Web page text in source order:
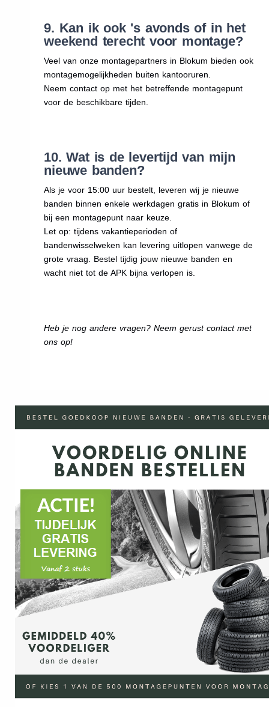
9. Kan ik ook 's avonds of in het
weekend terecht voor montage?
Veel van onze montagepartners in Blokum bieden ook
montagemogelijkheden buiten kantooruren.
Neem contact op met het betreffende montagepunt
voor de beschikbare tijden.
10. Wat is de levertijd van mijn
nieuwe banden?
Als je voor 15:00 uur bestelt, leveren wij je nieuwe
banden binnen enkele werkdagen gratis in Blokum of
bij een montagepunt naar keuze.
Let op: tijdens vakantieperioden of
bandenwisselweken kan levering uitlopen vanwege de
grote vraag. Bestel tijdig jouw nieuwe banden en
wacht niet tot de APK bijna verlopen is.
Heb je nog andere vragen? Neem gerust contact met
ons op!